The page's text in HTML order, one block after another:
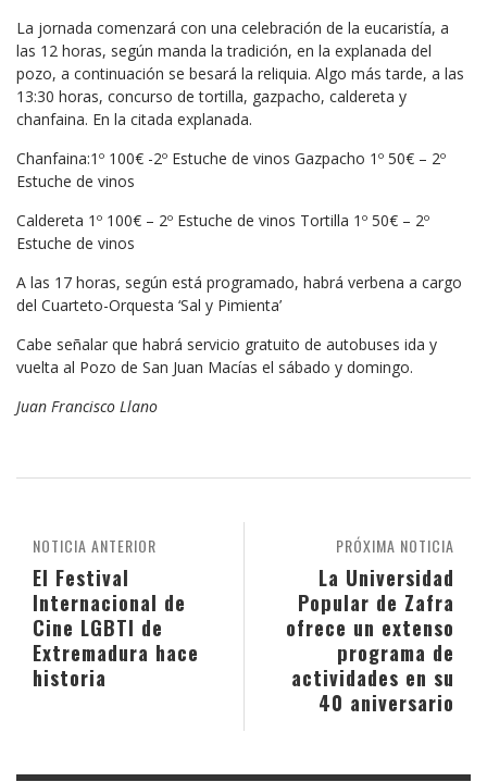
La jornada comenzará con una celebración de la eucaristía, a
las 12 horas, según manda la tradición, en la explanada del
pozo, a continuación se besará la reliquia. Algo más tarde, a las
13:30 horas, concurso de tortilla, gazpacho, caldereta y
chanfaina. En la citada explanada.
Chanfaina:1º 100€ -2º Estuche de vinos Gazpacho 1º 50€ – 2º
Estuche de vinos
Caldereta 1º 100€ – 2º Estuche de vinos Tortilla 1º 50€ – 2º
Estuche de vinos
A las 17 horas, según está programado, habrá verbena a cargo
del Cuarteto-Orquesta ‘Sal y Pimienta’
Cabe señalar que habrá servicio gratuito de autobuses ida y
vuelta al Pozo de San Juan Macías el sábado y domingo.
Juan Francisco Llano
PRÓXIMA NOTICIA
La Universidad
Popular de Zafra
ofrece un extenso
programa de
actividades en su
40 aniversario
NOTICIA ANTERIOR
El Festival
Internacional de
Cine LGBTI de
Extremadura hace
historia